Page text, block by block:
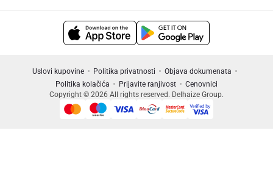
Uslovi kupovine Politika privatnosti
Objava dokumenata
Politika kolačića
Prijavite ranjivost
Cenovnici
Copyright © 2026 All rights reserved. Delhaize Group.